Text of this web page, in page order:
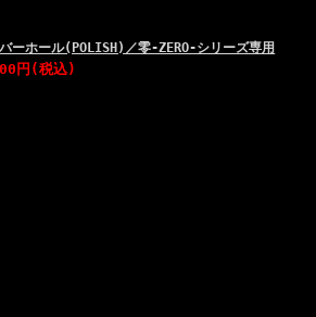
ーホール(POLISH)／零-ZERO-シリーズ専用
円 (税込)